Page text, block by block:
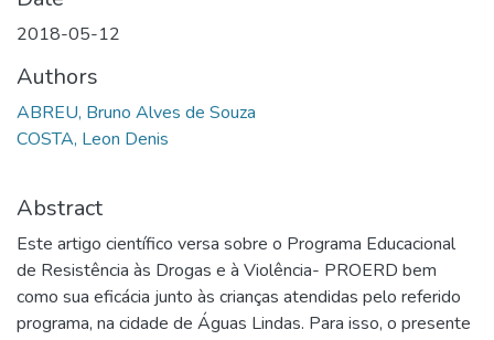
2018-05-12
Authors
ABREU, Bruno Alves de Souza
COSTA, Leon Denis
Abstract
Este artigo científico versa sobre o Programa Educacional
de Resistência às Drogas e à Violência- PROERD bem
como sua eficácia junto às crianças atendidas pelo referido
programa, na cidade de Águas Lindas. Para isso, o presente